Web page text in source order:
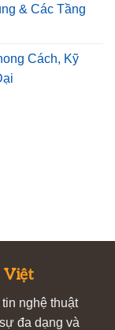
& Các Tầng
Cách, Kỹ
Việt
nghệ thuật
đa dạng và